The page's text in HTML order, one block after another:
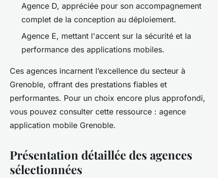
Agence D, appréciée pour son accompagnement
complet de la conception au déploiement.
Agence E, mettant l'accent sur la sécurité et la
performance des applications mobiles.
Ces agences incarnent l’excellence du secteur à
Grenoble, offrant des prestations fiables et
performantes. Pour un choix encore plus approfondi,
vous pouvez consulter cette ressource : agence
application mobile Grenoble.
Présentation détaillée des agences
sélectionnées